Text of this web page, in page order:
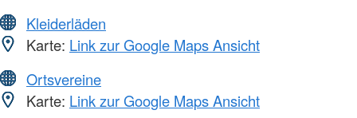
Kleiderläden
Karte: Link zur Google Maps Ansicht
Ortsvereine
Karte: Link zur Google Maps Ansicht